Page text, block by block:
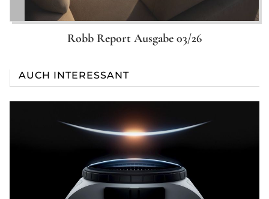
Robb Report Ausgabe 03/26
AUCH INTERESSANT